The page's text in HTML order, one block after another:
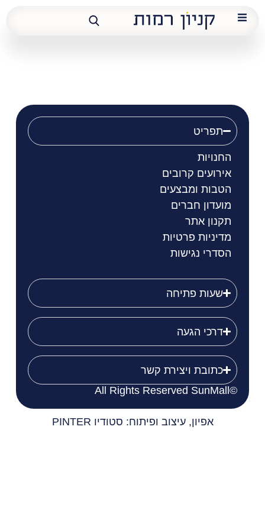
תפריט
החנויות
אירועים קרובים
הטבות ומבצעים
מועדון חברים
תקנון אתר
מדיניות פרטיות
הסדרי נגישות
שעות פתיחה
דרכי הגעה
כתובת ויצירת קשר
©All Rights Reserved SunMall
אפיון, עיצוב ופיתוח: סטודיו PINTER